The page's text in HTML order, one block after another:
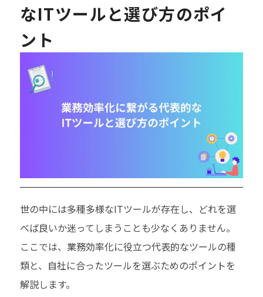
なITツールと選び方のポイ
ント
世の中には多種多様なITツールが存在し、どれを選
べば良いか迷ってしまうことも少なくありません。
ここでは、業務効率化に役立つ代表的なツールの種
類と、自社に合ったツールを選ぶためのポイントを
解説します。